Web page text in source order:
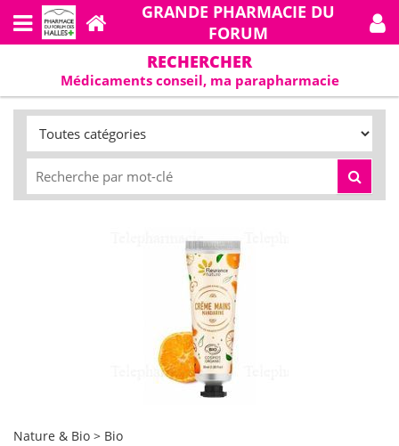
GRANDE PHARMACIE DU
FORUM
RECHERCHER
Médicaments conseil, ma parapharmacie
Nature & Bio > Bio